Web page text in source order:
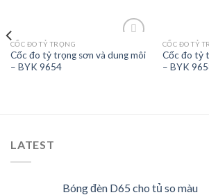
CỐC ĐO TỶ TRỌNG
Cốc đo tỷ trọng sơn và dung môi
– BYK 9654
CỐC ĐO TỶ
Cốc đo tỷ
– BYK
LATEST
Bóng đèn D65 cho tủ so màu